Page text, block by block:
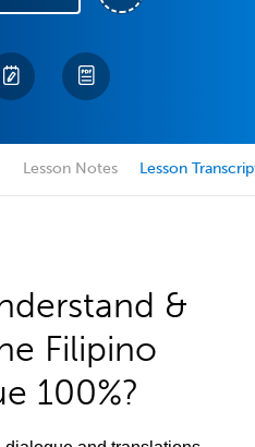
Lesson Notes Lesson
&
Filipino
100%?